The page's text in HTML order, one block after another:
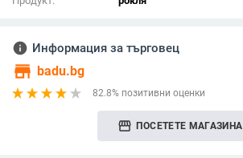
info Информация за търговец
store badu.bg
82.8% позитивни оценки
storefront ПОСЕТЕТЕ МАГАЗИНА